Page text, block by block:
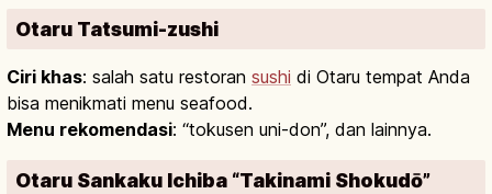
Otaru Tatsumi-zushi
Ciri khas: salah satu restoran sushi di Otaru tempat Anda
bisa menikmati menu seafood.
Menu rekomendasi: “tokusen uni-don”, dan lainnya.
Otaru Sankaku Ichiba “Takinami Shokudō”